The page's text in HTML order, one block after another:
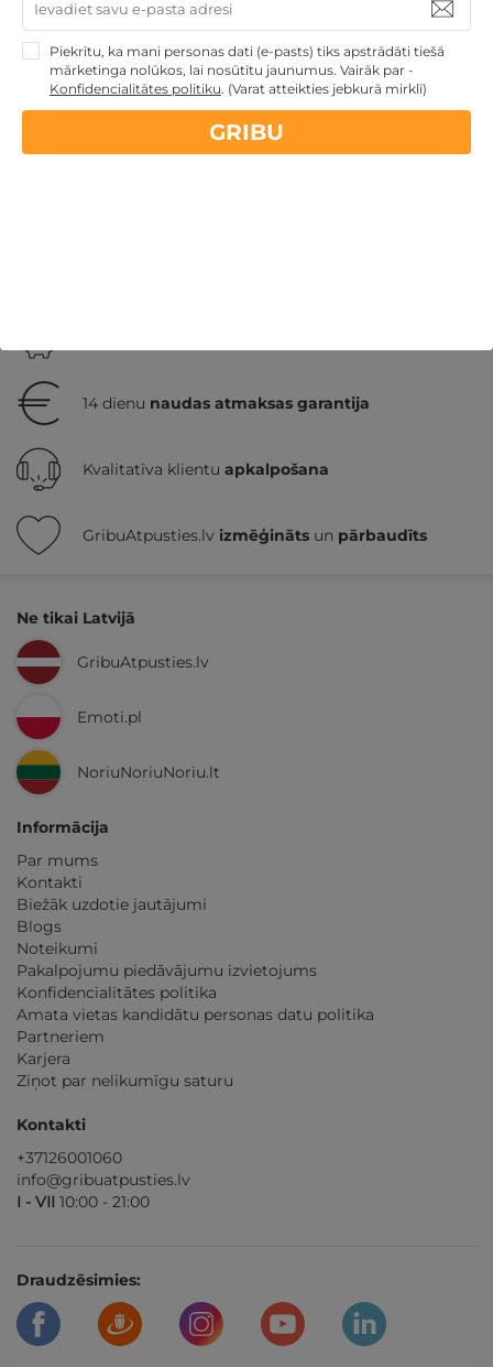
219€
par nakti
GRIBU
Atpūtai Valentīndienā
Atpūta Lieldienu brīvdienās
14 dienu naudas atmaksas garantija
Kvalitatīva klientu apkalpošana
GribuAtpusties.lv izmēģināts un pārbaudīts
Ne tikai Latvijā
GribuAtpusties.lv
Emoti.pl
NoriuNoriuNoriu.lt
Informācija
Par mums
Kontakti
Biežāk uzdotie jautājumi
Blogs
Noteikumi
Pakalpojumu piedāvājumu izvietojums
Konfidencialitātes politika
Amata vietas kandidātu personas datu politika
Partneriem
Karjera
Ziņot par nelikumīgu saturu
Kontakti
+37126001060
info@gribuatpusties.lv
I - VII 10:00 - 21:00
Draudzēsimies:
Piekrītu, ka mani personas dati (e-pasts) tiks apstrādāti tiešā
mārketinga nolūkos, lai nosūtītu jaunumus. Vairāk par -
Konfidencialitātes politiku. (Varat atteikties jebkurā mirklī)
GRIBU